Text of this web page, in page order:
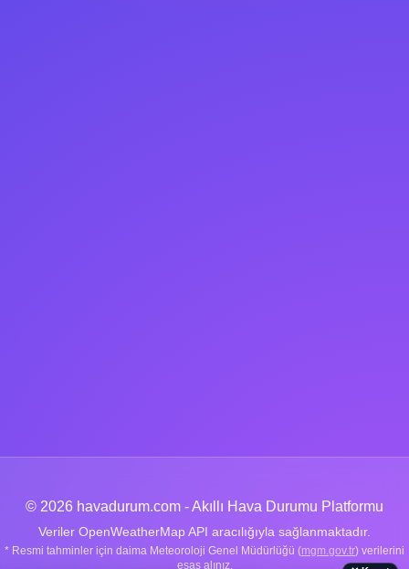
© 2026 havadurum.com - Akıllı Hava Durumu Platformu
Veriler OpenWeatherMap API aracılığıyla sağlanmaktadır.
* Resmi tahminler için daima Meteoroloji Genel Müdürlüğü (mgm.gov.tr) verilerini
esas alınız.